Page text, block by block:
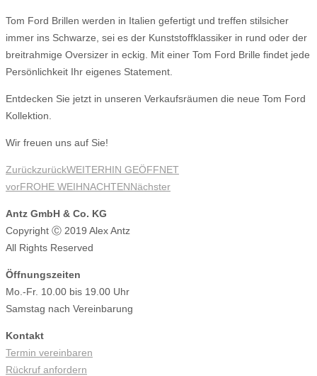
Tom Ford Brillen werden in Italien gefertigt und treffen stilsicher
immer ins Schwarze, sei es der Kunststoffklassiker in rund oder der
breitrahmige Oversizer in eckig. Mit einer Tom Ford Brille findet jede
Persönlichkeit Ihr eigenes Statement.
Entdecken Sie jetzt in unseren Verkaufsräumen die neue Tom Ford
Kollektion.
Wir freuen uns auf Sie!
ZurückzurückWEITERHIN GEÖFFNET
vorFROHE WEIHNACHTENNächster
Antz GmbH & Co. KG
Copyright Ⓒ 2019 Alex Antz
All Rights Reserved
Öffnungszeiten
Mo.-Fr. 10.00 bis 19.00 Uhr
Samstag nach Vereinbarung
Kontakt
Termin vereinbaren
Rückruf anfordern